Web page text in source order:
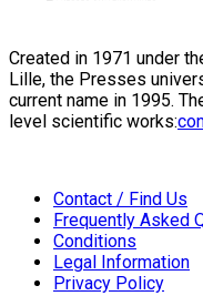
Created in 1971 under
Lille, the Presses
current name in 1995.
level scientific works:
Contact / Find Us
Frequently Asked
Conditions
Legal Information
Privacy Policy